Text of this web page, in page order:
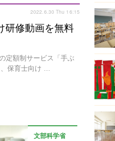
2022.6.30 Thu 16:15
研修動画を無料
定額制サービス「手ぶ
保育士向け …
文部科学省